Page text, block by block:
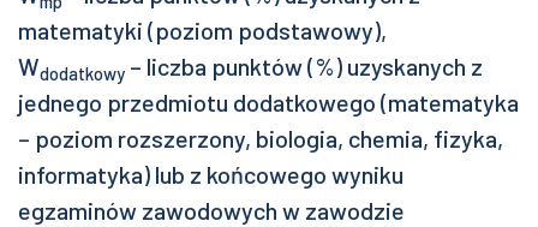
matematyki (poziom podstawowy),
Wdodatkowy – liczba punktów (%) uzyskanych z
jednego przedmiotu dodatkowego (matematyka
– poziom rozszerzony, biologia, chemia, fizyka,
informatyka) lub z końcowego wyniku
egzaminów zawodowych w zawodzie